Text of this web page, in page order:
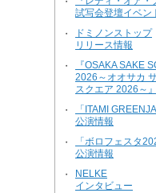
試写会登壇イベン
・
ドミノンストップ
リリース情報
・
『OSAKA SAKE
2026～オオサカ
スクエア 2026～
・
「ITAMI
公演情報
・
「ボロフェスタ
公演情報
・
NELKE
インタビュー